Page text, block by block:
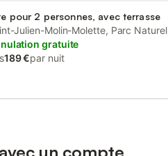
pour 2 personnes, avec terrasse
Julien-Molin-Molette, Parc Naturel
du Pilat
gratuite
189 €par nuit
un compte